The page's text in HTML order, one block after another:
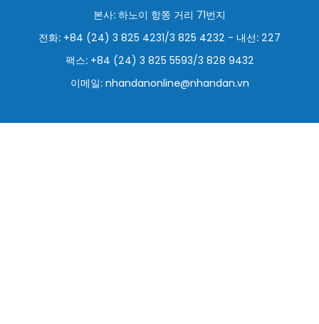
스포츠
과학기술
여행
세계
본사: 하노이 항쫑 거리 71번지
전화: +84 (24) 3 825 4231/3 825 4232 - 내선: 227
팩스: +84 (24) 3 825 5593/3 828 9432
이메일: nhandanonline@nhandan.vn